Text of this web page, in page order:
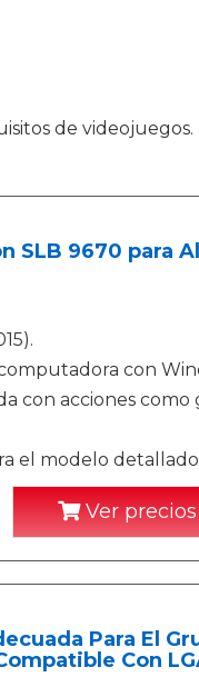
de
SLB 9670 para
con
con acciones como
el modelo
Ver
Para El
Con